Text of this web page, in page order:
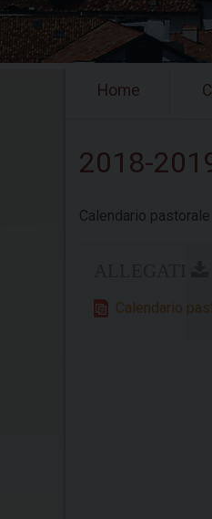
Home
2018-
Calendario pastorale
Calendario